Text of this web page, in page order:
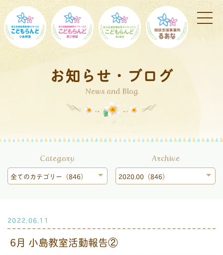
お知らせ・ブログ
News and Blog
Category
全てのカテゴリー（846）
Archive
2020.00（846）
2022.06.11
6月 小島教室活動報告②